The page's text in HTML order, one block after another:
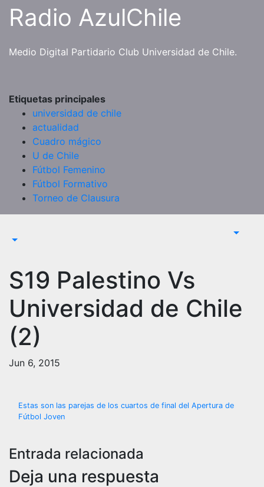
SaltarRadio AzulChile
Medio Digital Partidario Club Universidad de Chile.
Etiquetas principales
universidad de chile
actualidad
Cuadro mágico
U de Chile
Fútbol Femenino
Fútbol Formativo
Torneo de Clausura
S19 Palestino Vs
Universidad de Chile
(2)
Jun 6, 2015
Navegación
entradas
Estas son las parejas de los cuartos de final del Apertura de
Fútbol Joven
Entrada relacionada
Deja una respuesta